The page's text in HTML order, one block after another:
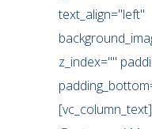
text_align="left"
z_index=""